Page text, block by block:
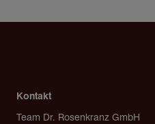
Kontakt
Team Dr. Rosenkranz GmbH